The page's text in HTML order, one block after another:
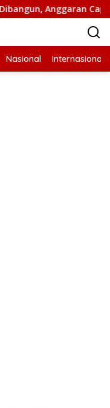
Anggaran Capai 500 M
Nasional Internasional